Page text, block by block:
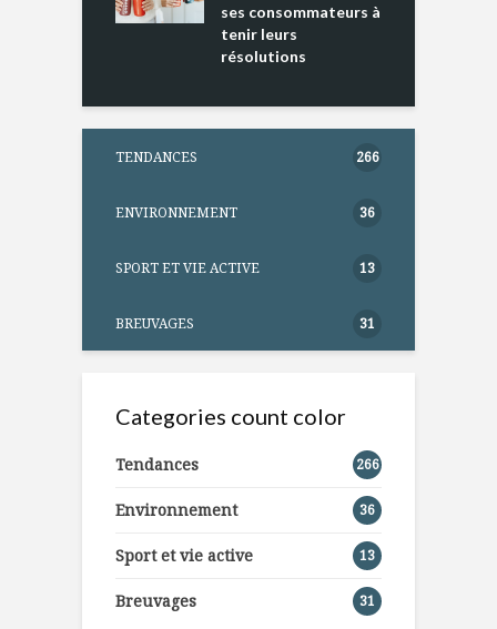
ses consommateurs à
tenir leurs
résolutions
TENDANCES 266
ENVIRONNEMENT 36
SPORT ET VIE ACTIVE 13
BREUVAGES 31
Categories count color
Tendances 266
Environnement 36
Sport et vie active 13
Breuvages 31